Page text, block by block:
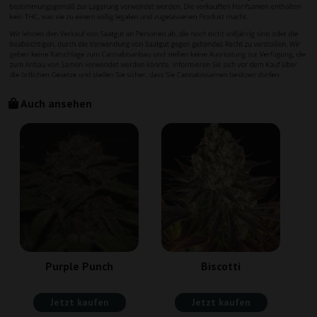
Auch ansehen
Purple Punch
Jetzt kaufen
Biscotti
Jetzt kaufen